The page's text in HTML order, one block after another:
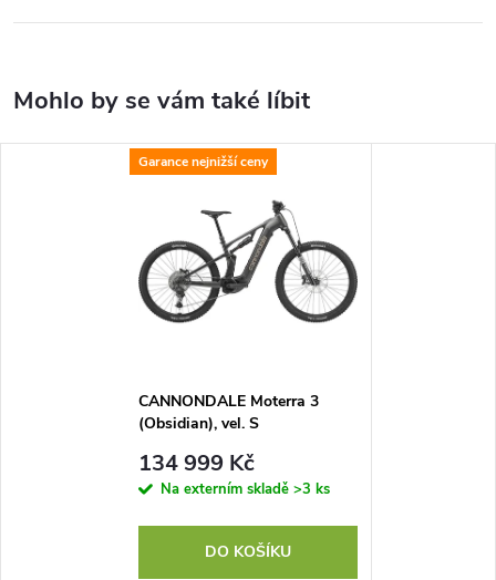
Garance nejnižší ceny
CANNONDALE Moterra 3
(Obsidian), vel. S
134 999 Kč
Na externím skladě >3 ks
DO KOŠÍKU